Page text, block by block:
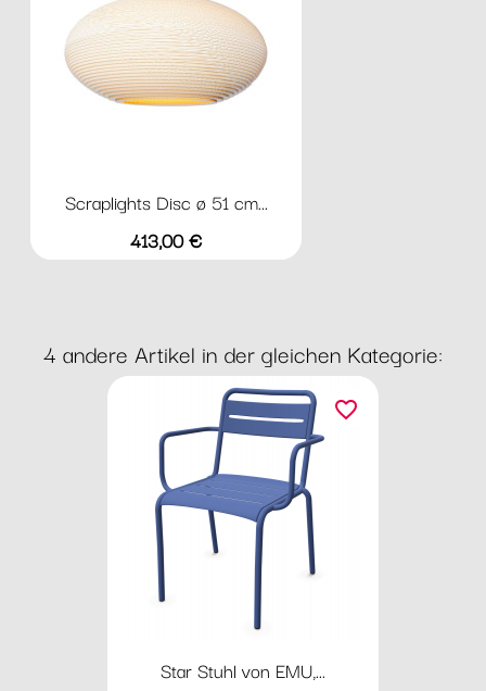
Scraplights Disc ø 51 cm...
Preis
413,00 €
4 andere Artikel in der gleichen Kategorie:
Star Stuhl von EMU,...
favorite_border